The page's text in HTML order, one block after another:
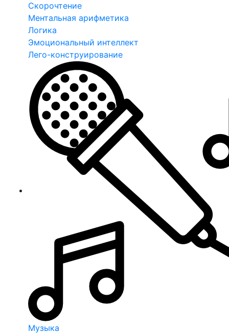
Скорочтение
Ментальная арифметика
Логика
Эмоциональный интеллект
Лего-конструирование
Музыка